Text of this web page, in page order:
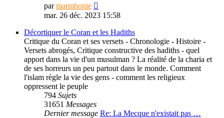
parmarmhonie
le
message
mar. 26 déc. 2023 15:58
Décortiquer le Coran et les Hadiths
Critique du Coran et ses versets - Chronologie - Histoire -
Versets abrogés, Critique constructive des hadiths - quel
apport dans la vie d'un musulman ? La réalité de la charia et
de ses horreurs un peu partout dans le monde. Comment
l'islam règle la vie des gens - comment les religieux
oppressent le peuple
794 Sujets
31651 Messages
Dernier message Re: La Mecque n'existait pas …